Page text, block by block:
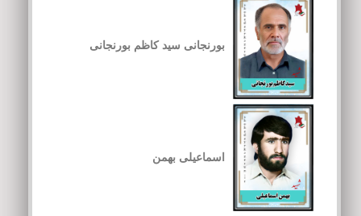
بورنجانی سید کاظم بورنجانی
اسماعیلی بهمن